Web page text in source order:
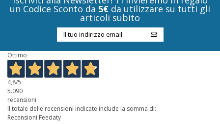
un Codice Sconto da 5€ da utilizzare su tutti gli
articoli subito
Ottimo
4,8/5
5.090
recensioni
Il totale delle recensioni indicate include la somma di:
Recensioni Feedaty